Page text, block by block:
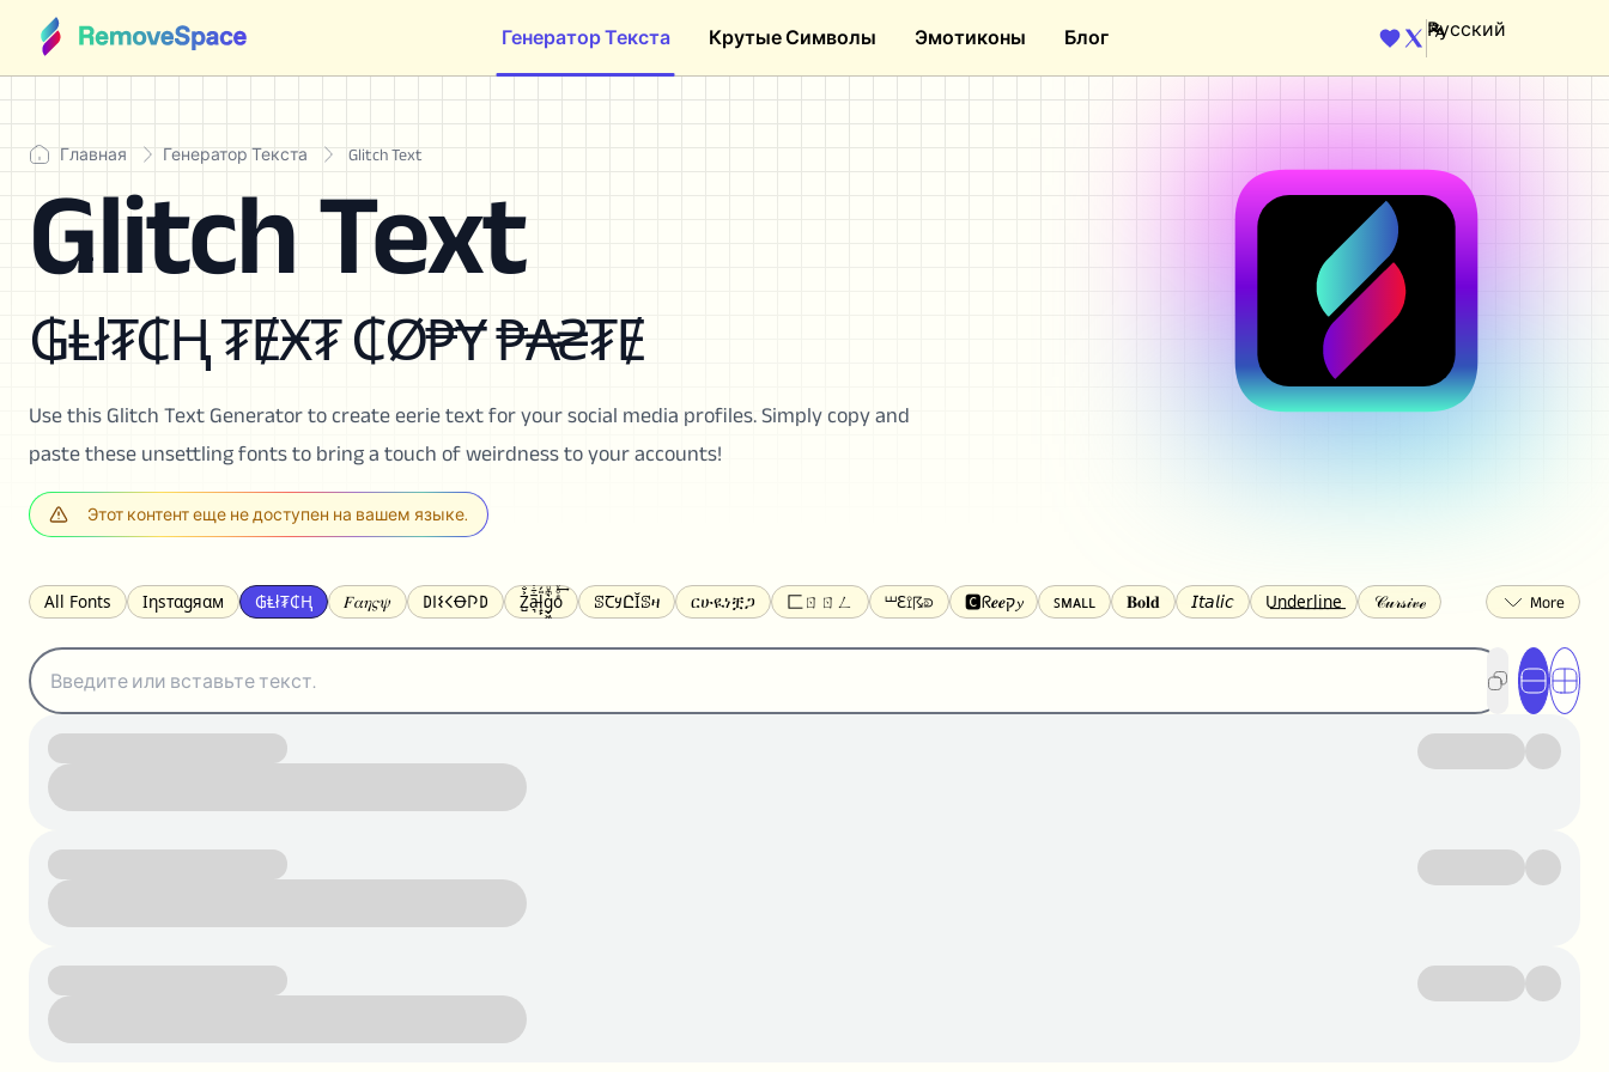
Генератор Текста Крутые Символы Эмотиконы Блог ENGINE
Главная Генератор Текста Glitch Text
Glitch Text
₲Ⱡł₮₵Ⱨ ₮ɆӾ₮ ₵Ø₱Ɏ ₱₳₴₮Ɇ
Use this Glitch Text Generator to create eerie text for your social media profiles. Simply copy and
paste these unsettling fonts to bring a touch of weirdness to your accounts!
Этот контент еще не доступен на вашем языке.
All Fonts Ιηѕтαgяαм ₲Ⱡł₮₵Ⱨ 𝐹𝛼𝜂𝜍𝜓 𐌃𐌉𐌔𐌂Ꝋ𐌐𐌃 Z̺͐̐a̵͉̅͋̇l̝̙̎́g̬͖̣͉͛ͫͧͅoͣͦͮ͢͠ ꕷꞆ𐒦ԸĬꕷዛ ርሁዪነቿጋ 匚ㄖㄖㄥ ⏙ℇ⟟☈⟄ 🅲ᖇ𝒆𝒆ק𝔂 ꜱᴍᴀʟʟ 𝐁𝐨𝐥𝐝 𝘐𝘵𝘢𝘭𝘪𝘤 U͟n͟d͟e͟r͟l͟i͟n͟e͟
𝒞𝓊𝓇𝓈𝒾𝓋ℯ